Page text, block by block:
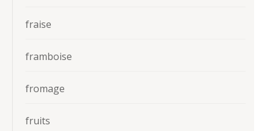
fraise
framboise
fromage
fruits